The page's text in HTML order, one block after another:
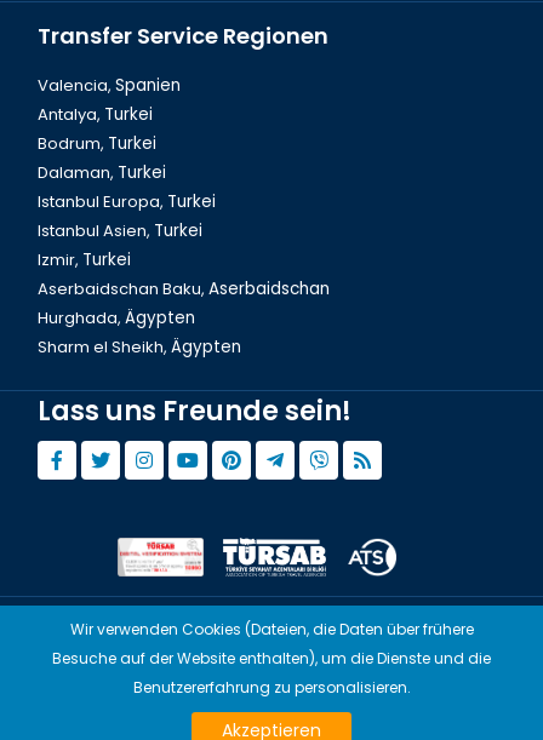
Eminönü Neue Moschee in Istanbul
Transfer Service Regionen
Valencia, Spanien
Antalya, Turkei
Bodrum, Turkei
Dalaman, Turkei
Istanbul Europa, Turkei
Istanbul Asien, Turkei
Izmir, Turkei
Aserbaidschan Baku, Aserbaidschan
Hurghada, Ägypten
Sharm el Sheikh, Ägypten
Lass uns Freunde sein!
© Copyright 2015 - 2026,Tourwix.de
Artmodern UG (Haftungsbeschränkt) Arbeitet mit
Übereinstimmenden Gesetzen von Deutschland
TOURWİX TURİZM Arbeitet mit Übereinstimmenden Gesetzen der Türkei
Wir verwenden Cookies (Dateien, die Daten über frühere
Besuche auf der Website enthalten), um die Dienste und die
Benutzererfahrung zu personalisieren.
Akzeptieren